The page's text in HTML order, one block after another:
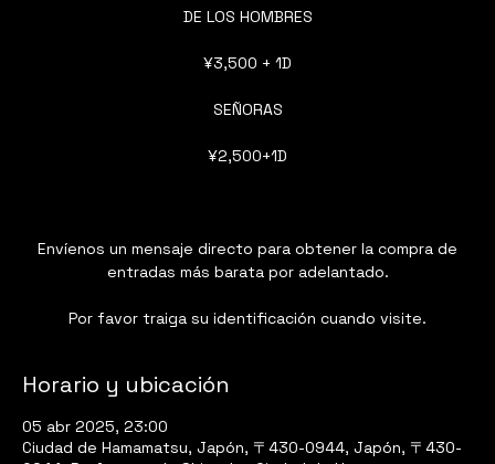
DE LOS HOMBRES
¥3,500 + 1D
SEÑORAS
¥2,500+1D
Envíenos un mensaje directo para obtener la compra de
entradas más barata por adelantado.
Por favor traiga su identificación cuando visite.
Horario y ubicación
05 abr 2025, 23:00
Ciudad de Hamamatsu, Japón, 〒430-0944, Japón, 〒430-